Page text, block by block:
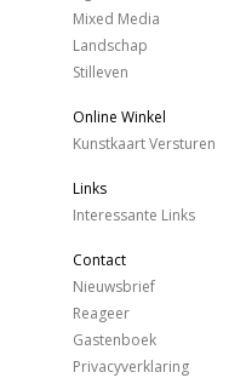
Mixed Media
Landschap
Stilleven
Online Winkel
Kunstkaart Versturen
Links
Interessante Links
Contact
Nieuwsbrief
Reageer
Gastenboek
Privacyverklaring